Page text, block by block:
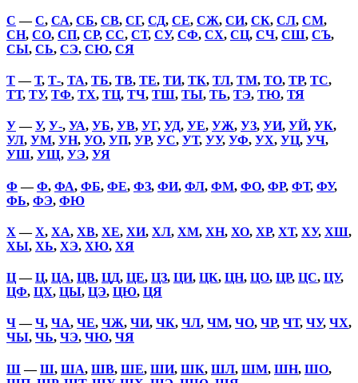
С —С, СА, СБ, СВ, СГ, СД, СЕ, СЖ, СИ, СК, СЛ, СМ,
СН, СО, СП, СР, СС, СТ, СУ, СФ, СХ, СЦ, СЧ, СШ, СЪ,
СЫ, СЬ, СЭ, СЮ, СЯ
Т—Т, Т-, ТА, ТБ, ТВ, ТЕ, ТИ, ТК, ТЛ, ТМ, ТО, ТР, ТС,
ТТ, ТУ, ТФ, ТХ, ТЦ, ТЧ, ТШ, ТЫ, ТЬ, ТЭ, ТЮ, ТЯ
У—У, У-, УА, УБ, УВ, УГ, УД, УЕ, УЖ, УЗ, УИ, УЙ, УК,
УЛ, УМ, УН, УО, УП, УР, УС, УТ, УУ, УФ, УХ, УЦ, УЧ,
УШ, УЩ, УЭ, УЯ
Ф —Ф, ФА, ФБ, ФЕ, ФЗ, ФИ, ФЛ, ФМ, ФО, ФР, ФТ, ФУ,
ФЬ, ФЭ, ФЮ
Х —Х, ХА, ХВ, ХЕ, ХИ, ХЛ, ХМ, ХН, ХО, ХР, ХТ, ХУ, ХШ,
ХЫ, ХЬ, ХЭ, ХЮ, ХЯ
Ц—Ц, ЦА, ЦВ, ЦД, ЦЕ, ЦЗ, ЦИ, ЦК, ЦН, ЦО, ЦР, ЦС, ЦУ,
ЦФ, ЦХ, ЦЫ, ЦЭ, ЦЮ, ЦЯ
Ч—Ч, ЧА, ЧЕ, ЧЖ, ЧИ, ЧК, ЧЛ, ЧМ, ЧО, ЧР, ЧТ, ЧУ, ЧХ,
ЧЫ, ЧЬ, ЧЭ, ЧЮ, ЧЯ
Ш—Ш, ША, ШВ, ШЕ, ШИ, ШК, ШЛ, ШМ, ШН, ШО,